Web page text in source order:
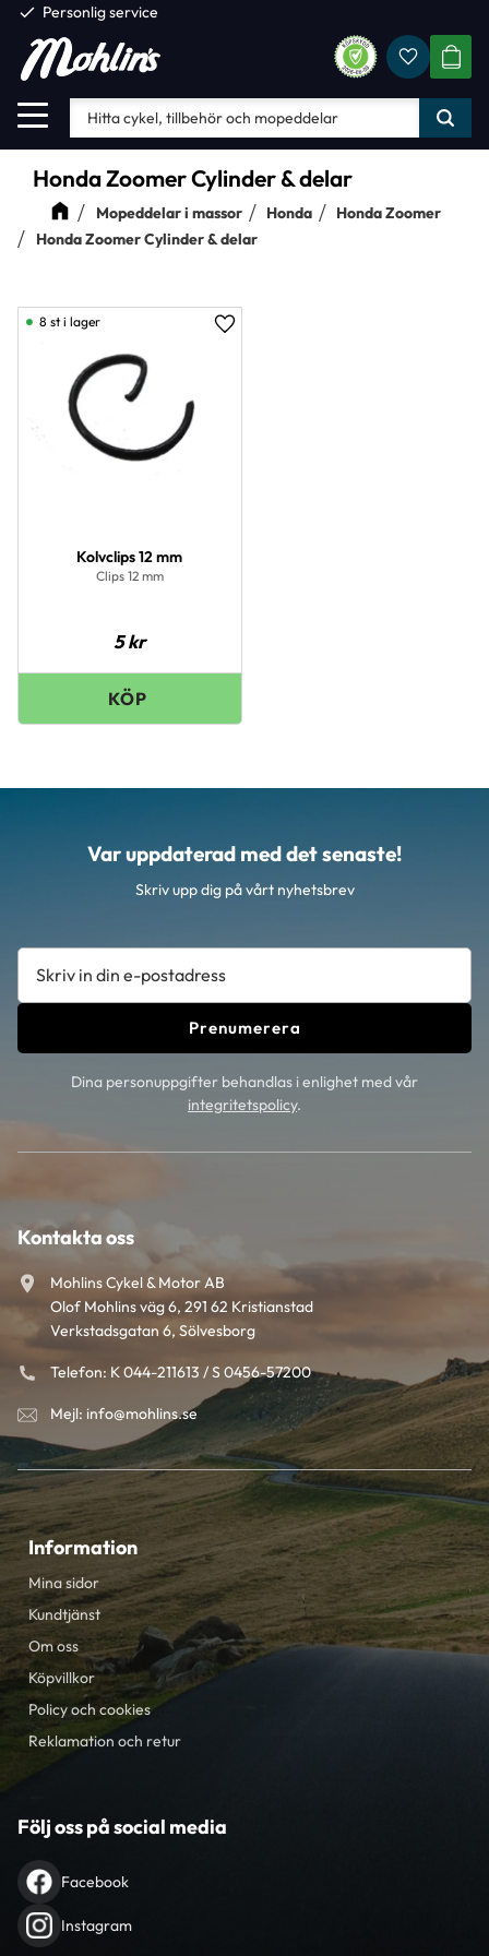
Meny
check Personlig service
Honda Zoomer Cylinder & delar
Mopeddelar i massor Honda
Honda Zoomer
Honda Zoomer Cylinder & delar
Kolvclips 12 mm
Clips 12 mm
5kr
Lägg till i favoriter
8 st i lager
Var uppdaterad med det senaste!
Skriv upp dig på vårt nyhetsbrev
Prenumerera
Dina personuppgifter behandlas i enlighet med vår
integritetspolicy.
Kontakta oss
Mohlins Cykel & Motor AB
Olof Mohlins väg 6, 291 62 Kristianstad
Verkstadsgatan 6, Sölvesborg
Telefon: K 044-211613 / S 0456-57200
Mejl: info@mohlins.se
Information
Mina sidor
Kundtjänst
Om oss
Köpvillkor
Policy och cookies
Reklamation och retur
Följ oss på social media
Facebook
Instagram